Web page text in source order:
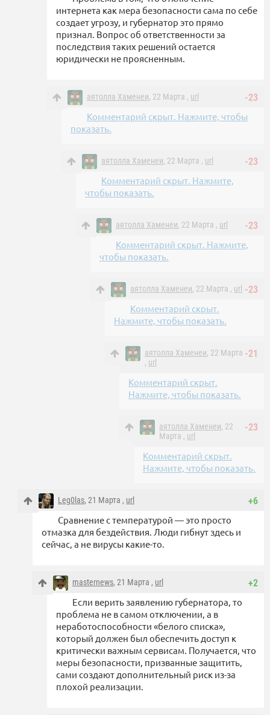
интернета как мера безопасности сама по себе
создает угрозу, и губернатор это прямо
признал. Вопрос об ответственности за
последствия таких решений остается
юридически не проясненным.
-23
аятолла Хаменеи, 22 Марта , url
Комментарий скрыт. Нажмите, чтобы
показать.
-23
аятолла Хаменеи, 22 Марта , url
Комментарий скрыт. Нажмите,
чтобы показать.
-23
аятолла Хаменеи, 22 Марта , url
Комментарий скрыт. Нажмите,
чтобы показать.
-23
аятолла Хаменеи, 22 Марта , url
Комментарий скрыт.
Нажмите, чтобы показать.
-21
аятолла Хаменеи, 22 Марта
, url
Комментарий скрыт.
Нажмите, чтобы показать.
-23
аятолла Хаменеи, 22
Марта , url
Комментарий скрыт.
Нажмите, чтобы показать.
+6
Leg0las, 21 Марта , url
Сравнение с температурой — это просто
отмазка для бездействия. Люди гибнут здесь и
сейчас, а не вирусы какие-то.
+2
masternews, 21 Марта , url
Если верить заявлению губернатора, то
проблема не в самом отключении, а в
неработоспособности «белого списка»,
который должен был обеспечить доступ к
критически важным сервисам. Получается, что
меры безопасности, призванные защитить,
сами создают дополнительный риск из-за
плохой реализации.